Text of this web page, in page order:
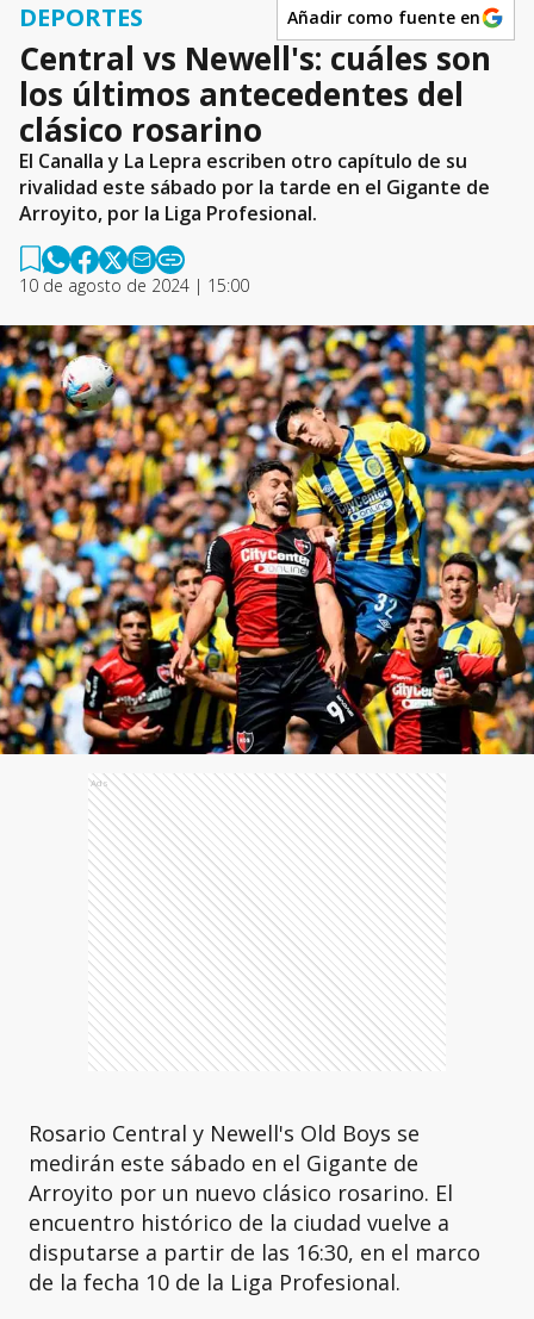
DEPORTES Añadir como fuente en
Central vs Newell's: cuáles son
los últimos antecedentes del
clásico rosarino
El Canalla y La Lepra escriben otro capítulo de su
rivalidad este sábado por la tarde en el Gigante de
Arroyito, por la Liga Profesional.
10 de agosto de 2024 | 15:00
Ads
Rosario Central y Newell's Old Boys se
medirán este sábado en el Gigante de
Arroyito por un nuevo clásico rosarino. El
encuentro histórico de la ciudad vuelve a
disputarse a partir de las 16:30, en el marco
de la fecha 10 de la Liga Profesional.